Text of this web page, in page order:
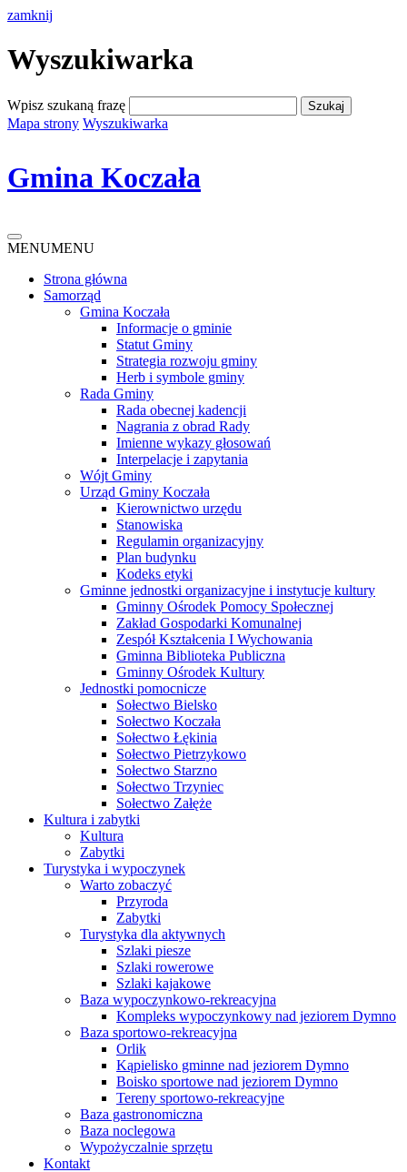
zamknij
Wyszukiwarka
Wpisz szukaną frazę
Mapa strony Wyszukiwarka
Gmina Koczała
MENUMENU
Strona główna
Samorząd
Gmina Koczała
Informacje o gminie
Statut Gminy
Strategia rozwoju gminy
Herb i symbole gminy
Rada Gminy
Rada obecnej kadencji
Nagrania z obrad Rady
Imienne wykazy głosowań
Interpelacje i zapytania
Wójt Gminy
Urząd Gminy Koczała
Kierownictwo urzędu
Stanowiska
Regulamin organizacyjny
Plan budynku
Kodeks etyki
Gminne jednostki organizacyjne i instytucje kultury
Gminny Ośrodek Pomocy Społecznej
Zakład Gospodarki Komunalnej
Zespół Kształcenia I Wychowania
Gminna Biblioteka Publiczna
Gminny Ośrodek Kultury
Jednostki pomocnicze
Sołectwo Bielsko
Sołectwo Koczała
Sołectwo Łękinia
Sołectwo Pietrzykowo
Sołectwo Starzno
Sołectwo Trzyniec
Sołectwo Załęże
Kultura i zabytki
Kultura
Zabytki
Turystyka i wypoczynek
Warto zobaczyć
Przyroda
Zabytki
Turystyka dla aktywnych
Szlaki piesze
Szlaki rowerowe
Szlaki kajakowe
Baza wypoczynkowo-rekreacyjna
Kompleks wypoczynkowy nad jeziorem Dymno
Baza sportowo-rekreacyjna
Orlik
Kąpielisko gminne nad jeziorem Dymno
Boisko sportowe nad jeziorem Dymno
Tereny sportowo-rekreacyjne
Baza gastronomiczna
Baza noclegowa
Wypożyczalnie sprzętu
Kontakt